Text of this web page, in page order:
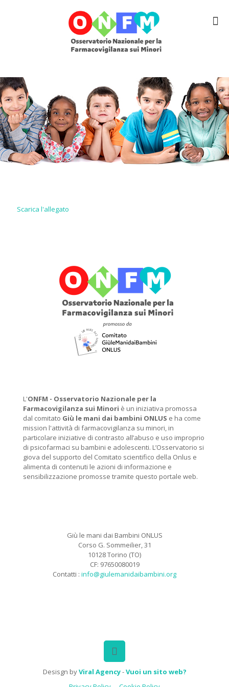
Scarica l'allegato
L'ONFM - Osservatorio Nazionale per la
Farmacovigilanza sui Minori è un iniziativa promossa
dal comitato Giù le mani dai bambini ONLUS e ha come
mission l'attività di farmacovigilanza su minori, in
particolare iniziative di contrasto all’abuso e uso improprio
di psicofarmaci su bambini e adolescenti. L’Osservatorio si
giova del supporto del Comitato scientifico della Onlus e
alimenta di contenuti le azioni di informazione e
sensibilizzazione promosse tramite questo portale web.
Giù le mani dai Bambini ONLUS
Corso G. Sommeilier, 31
10128 Torino (TO)
CF: 97650080019
Contatti : info@giulemanidaibambini.org
Desisgn byViral Agency-Vuoi un sito web?